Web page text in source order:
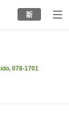
新
078-1701